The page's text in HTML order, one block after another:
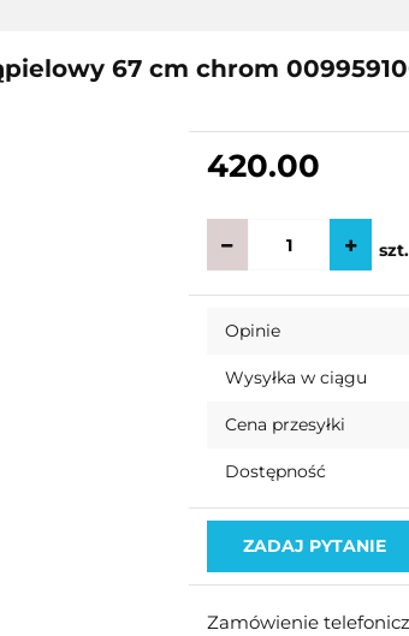
67 cm chrom
420.00
szt.
Opinie
Wysyłka w ciągu
Cena przesyłki
Dostępność
ZADAJ PYTANIE
Zamówienie